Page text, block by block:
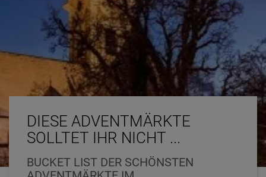
DIESE ADVENTMÄRKTE
SOLLTET IHR NICHT ...
BUCKET LIST DER SCHÖNSTEN